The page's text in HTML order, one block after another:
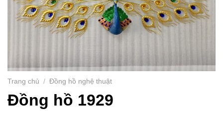
Trang chủ / Đồng hồ nghệ thuật
Đồng hồ 1929